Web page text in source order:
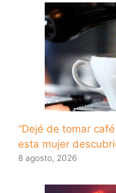
“Dejé de tomar
esta mujer
8 agosto, 2026